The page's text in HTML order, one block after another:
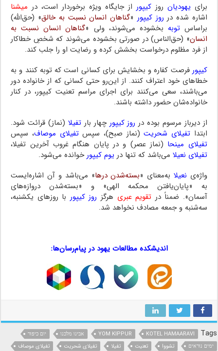
برای یهودیان روزکیپور از جایگاه ویژه برخوردار است، در میشنا
اشاره شده در روز کیپور «گناهان انسان نسبت به خالق» (حق‌الله)
براساستوبه بخشوده می‌شوند، ولی «گناهان انسان نسبت به
انسان» (حق‌الناس) در صورتی بخشوده می‌شوند که شخصِ خطاکار
از فرد مظلوم درخواست بخشش کرده و رضایت او را جلب کند.
کیپور فرصت کفاره و بخشایش برای کسانی است که توبه کنند و به
خطاهای خود اعتراف کنند. از این‌رو حتی کسانی که از خانواده دور
می‌باشند، سعی می‌کنند برای اجرای مراسم تعنیت کیپور، در کنار
خانواده‌شان حضور داشته باشند.
از دیرباز مرسوم بوده در روز کیپور چهار بارتفیلا (نماز) قرائت شود.
ابتدا تفیلای شحریت(نماز صبح)، سپستفیلای موصاف، سپس
تفیلای مینحا (نماز عصر) و در پایان هنگام غروب آخرین تفیلا،
تفیلای نعیلا می‌باشد که تنها در یوم کیپورخوانده می‌شود.
واژه‌ی نعیلا به‌معنای «بسته‌شدن درها» می‌باشد و آن اشاره‌ایست
به «پایان‌یافتن محکمه الهی» و «بسته‌شدن دروازه‌های
آسمان». ضمناً در تقویم عبری هرگز روز کیپور با روزهای یکشنبه،
سه‌شنبه و جمعه مصادف نخواهد شد.
اندیشکده مطالعات یهود در پیام‌رسان‌ها:
…
…
…
Tags
KOTEL HAMAARAVI
YOM KIPPUR אבינו מלכנו
יום כיפור
ימים נוראים
تشووا تعنیت تفیلا تفیلای شحریت
تفیلای موصاف